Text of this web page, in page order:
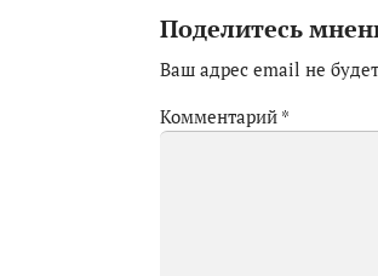
Поделитесь
Ваш адрес email не
Комментарий *